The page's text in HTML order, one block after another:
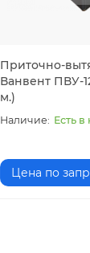
Приточно-
Ванвент ПВУ-
м.)
Есть
Цена по